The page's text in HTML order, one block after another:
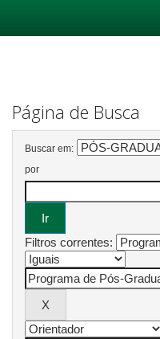
Página de Busca
Buscar em:
por
Filtros correntes: